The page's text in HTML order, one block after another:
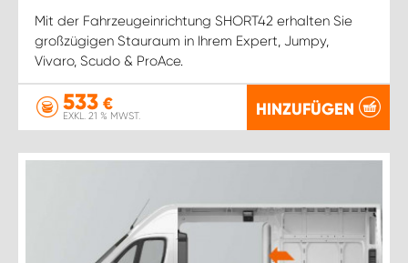
Mit der Fahrzeugeinrichtung SHORT42 erhalten Sie
großzügigen Stauraum in Ihrem Expert, Jumpy,
Vivaro, Scudo & ProAce.
533 €
EXKL. 21 % MWST. HINZUFÜGEN